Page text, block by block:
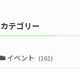
カテゴリー
イベント (161)